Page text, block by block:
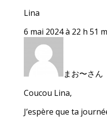
Lina
6 mai 2024 à 22 h 51
まお〜さん
Coucou Lina,
J’espère que ta